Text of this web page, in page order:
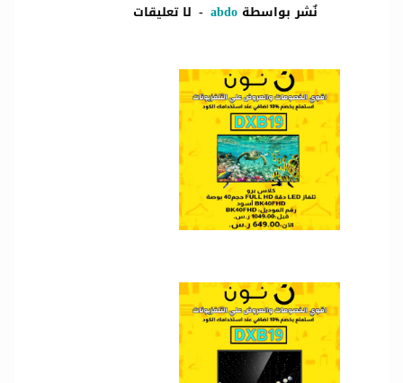
نٌشر بواسطة abdo لا تعليقات